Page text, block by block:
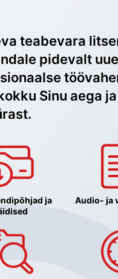
teabevara
pidevalt
Sinu aega
ja
Audio- ja